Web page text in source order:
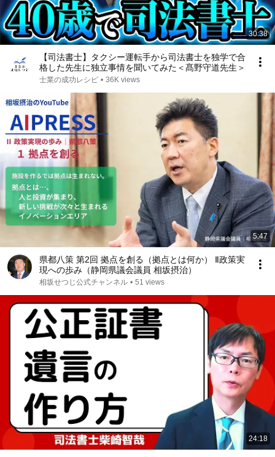
30:38
【司法書士】タクシー運転手から司法書士を独学で合
格した先生に独立事情を聞いてみた＜髙野守道先生＞
士業の成功レシピ • 36K views
5:47
県都八策 第2回 拠点を創る（拠点とは何か） Ⅱ政策実
現への歩み（静岡県議会議員 相坂摂治）
相坂せつじ公式チャンネル • 51 views
24:18